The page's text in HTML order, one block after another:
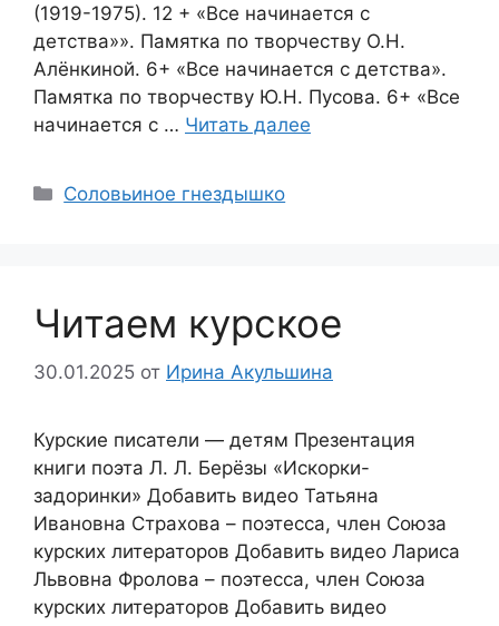
(1919-1975). 12 + «Все начинается с
детства»». Памятка по творчеству О.Н.
Алёнкиной. 6+ «Все начинается с детства».
Памятка по творчеству Ю.Н. Пусова. 6+ «Все
начинается с … Читать далее
Соловьиное гнездышко
Читаем курское
30.01.2025 от Ирина Акульшина
Курские писатели — детям Презентация
книги поэта Л. Л. Берёзы «Искорки-
задоринки» Добавить видео Татьяна
Ивановна Страхова – поэтесса, член Союза
курских литераторов Добавить видео Лариса
Львовна Фролова – поэтесса, член Союза
курских литераторов Добавить видео